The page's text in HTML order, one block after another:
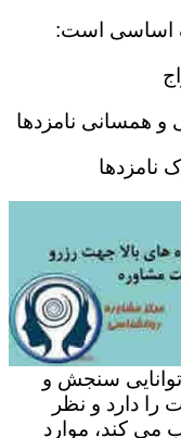
سنجش و
دارد و نظر
می کند، موارد